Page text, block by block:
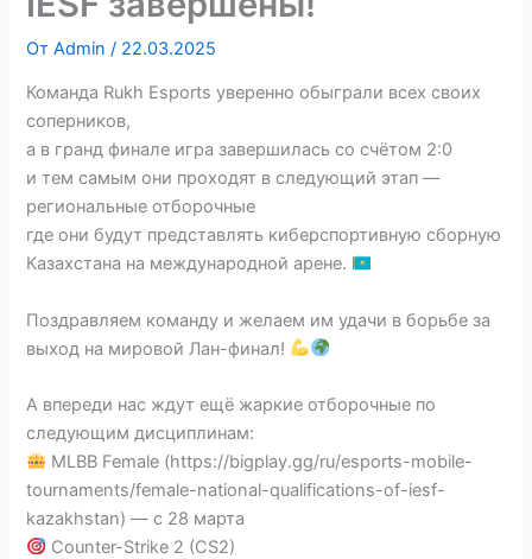
ОтAdmin/ 22.03.2025
Команда Rukh Esports уверенно обыграли всех своих
соперников,
а в гранд финале игра завершилась со счётом 2:0
и тем самым они проходят в следующий этап —
региональные отборочные
где они будут представлять киберспортивную сборную
Казахстана на международной арене.
Поздравляем команду и желаем им удачи в борьбе за
выход на мировой Лан-финал!
А впереди нас ждут ещё жаркие отборочные по
следующим дисциплинам:
MLBB Female (https://bigplay.gg/ru/esports-mobile-
tournaments/female-national-qualifications-of-iesf-
kazakhstan) — с 28 марта
Counter-Strike 2 (CS2)